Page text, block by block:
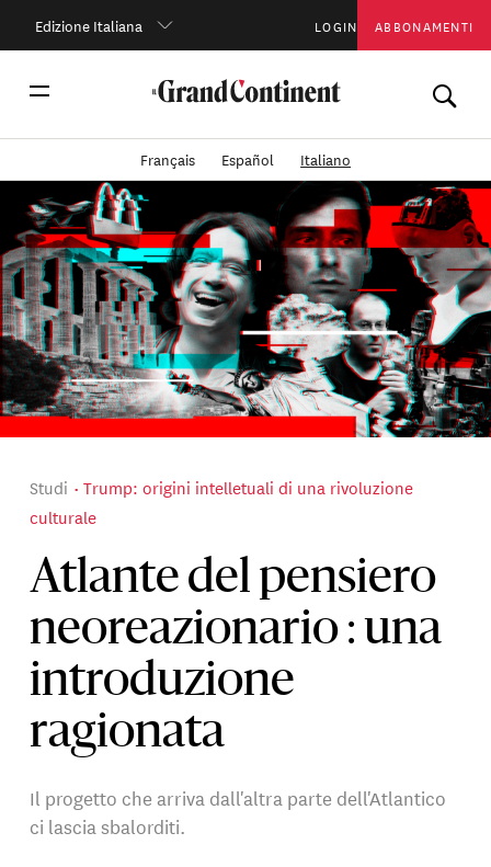
Edizione Italiana LOGIN ABBONAMENTI
Français Español Italiano
Atlante del pensiero
neoreazionario : una
introduzione
ragionata
Studi
Trump: origini intelletuali di una rivoluzione
culturale
Il progetto che arriva dall'altra parte dell'Atlantico
ci lascia sbalorditi.